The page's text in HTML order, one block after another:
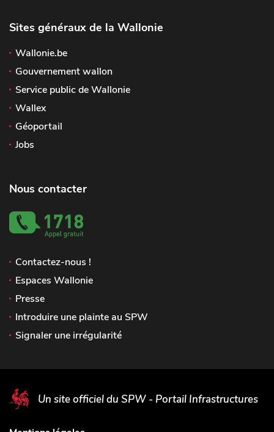
Sites généraux de la Wallonie
Wallonie.be
Gouvernement wallon
Service public de Wallonie
Wallex
Géoportail
Jobs
Nous contacter
Contactez-nous !
Espaces Wallonie
Presse
Introduire une plainte au SPW
Signaler une irrégularité
Un site officiel du SPW - Portail Infrastructures